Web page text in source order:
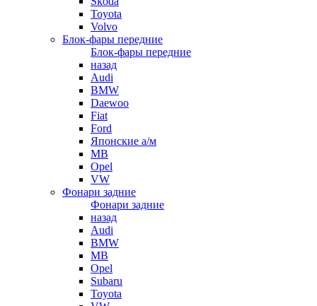
Toyota
Volvo
Блок-фары передние
Блок-фары передние
назад
Audi
BMW
Daewoo
Fiat
Ford
Японские а/м
MB
Opel
VW
Фонари задние
Фонари задние
назад
Audi
BMW
MB
Opel
Subaru
Toyota